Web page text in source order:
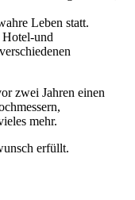
Leben statt.
und
zwei Jahren einen
mehr.
erfüllt.